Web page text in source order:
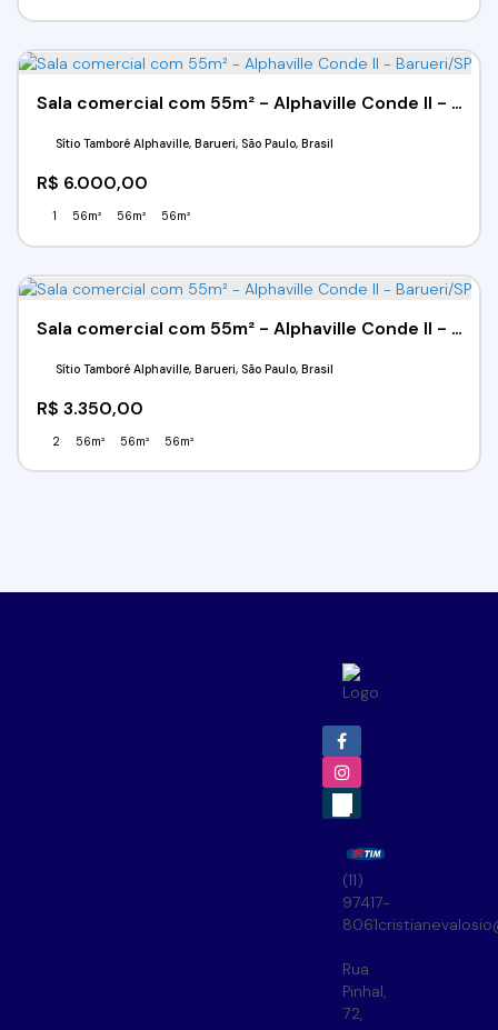
Sala comercial com 55m² - Alphaville Conde II - Barueri/SP
R$ 6.000,00
Sítio Tamboré Alphaville, Barueri, São Paulo, Brasil
1 56m² 56m² 56m²
Sala comercial com 55m² - Alphaville Conde II - Barueri/SP
R$ 3.350,00
Sítio Tamboré Alphaville, Barueri, São Paulo, Brasil
2 56m² 56m² 56m²
(11)
97417-
8061
Rua
Pinhal,
72,